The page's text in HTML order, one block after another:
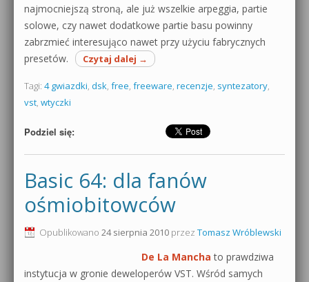
najmocniejszą stroną, ale już wszelkie arpeggia, partie
solowe, czy nawet dodatkowe partie basu powinny
zabrzmieć interesująco nawet przy użyciu fabrycznych
presetów.
Czytaj dalej →
Tagi: 4 gwiazdki, dsk, free, freeware, recenzje, syntezatory,
vst, wtyczki
Podziel się:
Basic 64: dla fanów
ośmiobitowców
Opublikowano 24 sierpnia 2010 przez Tomasz Wróblewski
De La Mancha to prawdziwa
instytucja w gronie deweloperów VST. Wśród samych